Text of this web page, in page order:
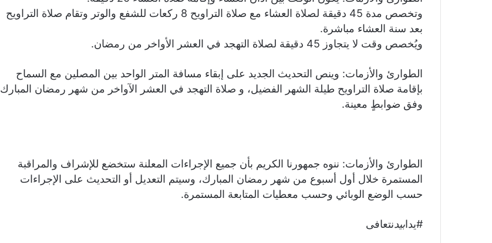
وتخصص مدة 45 دقيقة لصلاة العشاء مع صلاة التراويح 8 ركعات للشفع والوتر وتقام صلاة التراويح
بعد سنة العشاء مباشرة.
ويُخصص وقت لا يتجاوز 45 دقيقة لصلاة التهجد في العشر الأواخر من رمضان.
‏‎الطوارئ والأزمات: وينص التحديث الجديد على إبقاء مسافة المتر الواحد بين المصلين مع السماح
بإقامة صلاة التراويح طيلة الشهر الفضيل، و صلاة التهجد في العشر الآواخر من شهر رمضان المبارك
وفق ضوابطٍ معينة.
‏‎الطوارئ والأزمات: ننوه جمهورنا الكريم بأن جميع الإجراءات المعلنة ستخضع للإشراف والمراقبة
المستمرة خلال أول أسبوع من شهر رمضان المبارك، وسيتم التعديل أو التحديث على الإجراءات
حسب الوضع الوبائي وحسب معطيات المتابعة المستمرة.
بيدنتعافى